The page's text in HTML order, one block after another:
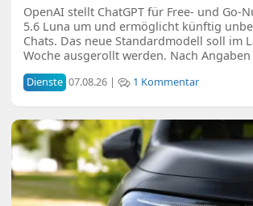
OpenAI stellt ChatGPT für Free- und Go-
5.6 Luna um und ermöglicht künftig
Chats. Das neue Standardmodell soll im
Woche ausgerollt werden. Nach
Dienste 07.08.26 | 1 Kommentar